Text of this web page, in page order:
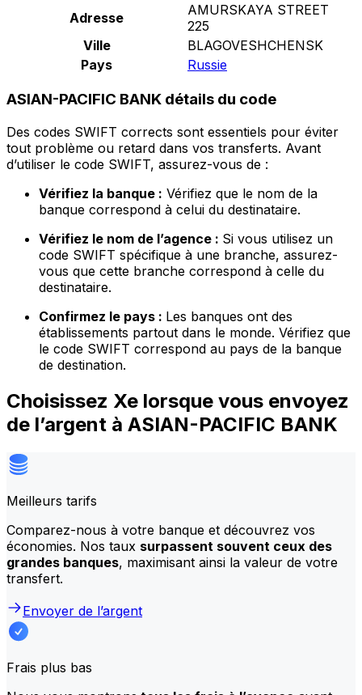
Adresse
AMURSKAYA STREET
225
Ville
BLAGOVESHCHENSK
Pays
Russie
ASIAN-PACIFIC BANK détails du code
Des codes SWIFT corrects sont essentiels pour éviter
tout problème ou retard dans vos transferts. Avant
d’utiliser le code SWIFT, assurez-vous de :
Vérifiez la banque : Vérifiez que le nom de la
banque correspond à celui du destinataire.
Vérifiez le nom de l’agence : Si vous utilisez un
code SWIFT spécifique à une branche, assurez-
vous que cette branche correspond à celle du
destinataire.
Confirmez le pays : Les banques ont des
établissements partout dans le monde. Vérifiez que
le code SWIFT correspond au pays de la banque
de destination.
Choisissez Xe lorsque vous envoyez
de l’argent à ASIAN-PACIFIC BANK
Meilleurs tarifs
Comparez-nous à votre banque et découvrez vos
économies. Nos taux surpassent souvent ceux des
grandes banques, maximisant ainsi la valeur de votre
transfert.
Envoyer de l’argent
Frais plus bas